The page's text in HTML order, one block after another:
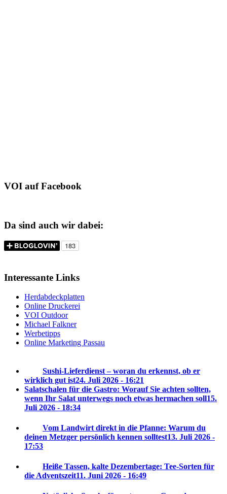
VOI auf Facebook
Da sind auch wir dabei:
Interessante Links
Herdabdeckplatten
Online Druckerei
VOI Outdoor
Michael Falkner
Werbetipps
Online Marketing Passau
Sushi-Lieferdienst – woran du erkennst, ob er
wirklich gut ist24. Juli 2026 - 16:21
Salatschalen für die Gastro: Worauf Sie achten sollten,
wenn Ihr Salat unterwegs noch etwas hermachen soll15.
Juli 2026 - 18:34
Vom Landwirt direkt in die Pfanne: Warum du
deinen Metzger persönlich kennen solltest13. Juli 2026 -
17:53
Heiße Tassen, kalte Dezembertage: Tee-Sorten für
die Adventszeit11. Juni 2026 - 16:49